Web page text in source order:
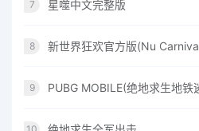
7 星噬中文完整版
8 新世界狂欢官方版(Nu
9 PUBG MOBILE(绝地求生地铁
10